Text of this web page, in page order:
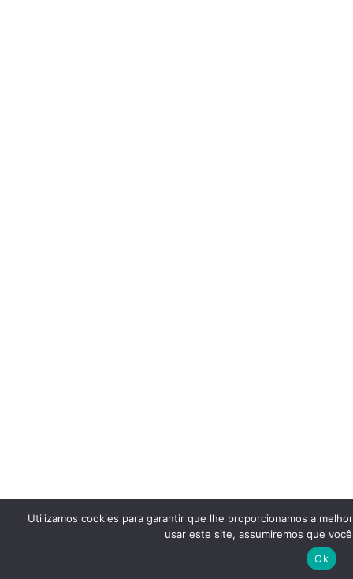
Utilizamos cookies para garantir que lhe proporcionamos a
usar este site, assumiremos que
Ok